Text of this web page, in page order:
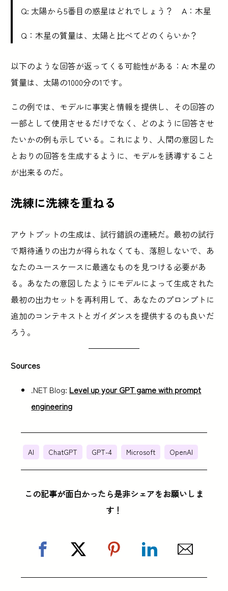
Q: 太陽から5番目の惑星はどれでしょう？ A：木星
Q：木星の質量は、太陽と比べてどのくらいか？
以下のような回答が返ってくる可能性がある：A: 木星の
質量は、太陽の1000分の1です。
この例では、モデルに事実と情報を提供し、その回答の
一部として使用させるだけでなく、どのように回答させ
たいかの例も示している。これにより、人間の意図した
とおりの回答を生成するように、モデルを誘導すること
が出来るのだ。
洗練に洗練を重ねる
アウトプットの生成は、試行錯誤の連続だ。最初の試行
で期待通りの出力が得られなくても、落胆しないで、あ
なたのユースケースに最適なものを見つける必要があ
る。あなたの意図したようにモデルによって生成された
最初の出力セットを再利用して、あなたのプロンプトに
追加のコンテキストとガイダンスを提供するのも良いだ
ろう。
Sources
.NET Blog: Level up your GPT game with prompt
engineering
AI ChatGPT GPT-4 Microsoft OpenAI
この記事が面白かったら是非シェアをお願いしま
す！